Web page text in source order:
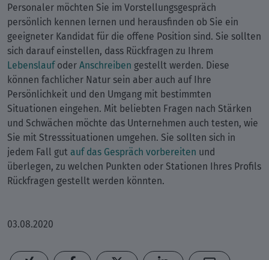
Personaler möchten Sie im Vorstellungsgespräch
persönlich kennen lernen und herausfinden ob Sie ein
geeigneter Kandidat für die offene Position sind. Sie sollten
sich darauf einstellen, dass Rückfragen zu Ihrem
LebenslaufoderAnschreiben gestellt werden. Diese
können fachlicher Natur sein aber auch auf Ihre
Persönlichkeit und den Umgang mit bestimmten
Situationen eingehen. Mit beliebten Fragen nach Stärken
und Schwächen möchte das Unternehmen auch testen, wie
Sie mit Stresssituationen umgehen. Sie sollten sich in
jedem Fall gutauf das Gespräch vorbereiten und
überlegen, zu welchen Punkten oder Stationen Ihres Profils
Rückfragen gestellt werden könnten.
03.08.2020